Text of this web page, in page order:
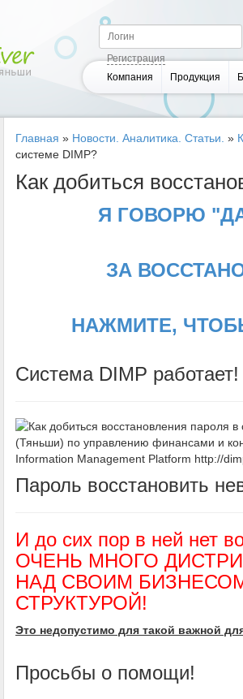
Регистрация
Компания
Продукция
Главная » Новости. Аналитика. Статьи. »
системе DIMP?
Как добиться
Я ГОВОРЮ
ЗА
НАЖМИТЕ,
Система DIMP работает!
(Тяньши) по управлению финансами и
Information Management Platform http://
Пароль восстановить
И до сих пор в ней нет
ОЧЕНЬ МНОГО
НАД СВОИМ
СТРУКТУРОЙ!
Это недопустимо для такой важной
Просьбы о помощи!